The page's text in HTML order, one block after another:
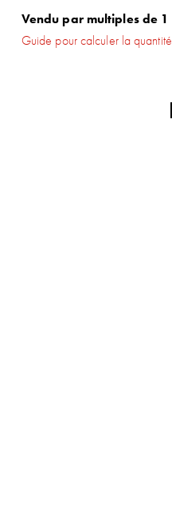
Vendu par multiples de
Guide pour calculer la